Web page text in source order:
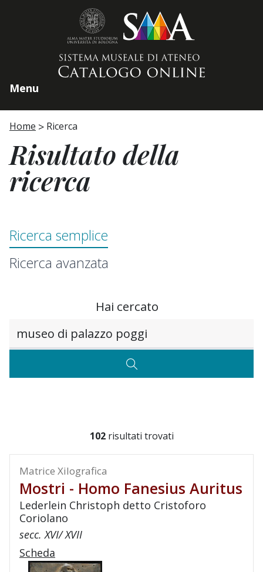
Menu
Home Ricerca
Risultato della
ricerca
Ricerca semplice
Ricerca avanzata
Hai cercato
CERCA
102 risultati trovati
Matrice Xilografica
Mostri - Homo Fanesius Auritus
Lederlein Christoph detto Cristoforo
Coriolano
secc. XVI/ XVII
Scheda